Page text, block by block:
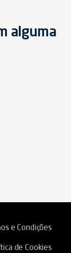
alguma
e Condições
de Cookies